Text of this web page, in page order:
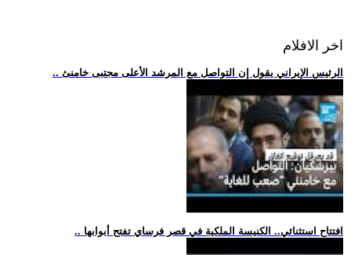
اخر الافلام
.. الرئيس الإيراني يقول إن التواصل مع المرشد الأعلى مجتبى خامنئ
.. افتتاح استثنائي.. الكنيسة الملكية في قصر فرساي تفتح أبوابها